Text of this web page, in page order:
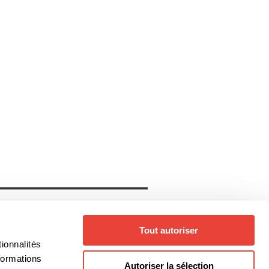
Tout autoriser
Autoriser la sélection
Thèmes
Genres